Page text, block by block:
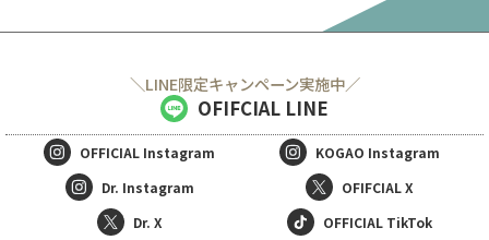
＼LINE限定キャンペーン実施中／
OFIFCIAL LINE
OFFICIAL Instagram KOGAO Instagram
Dr. Instagram
OFIFCIAL X
Dr. X
OFFICIAL TikTok